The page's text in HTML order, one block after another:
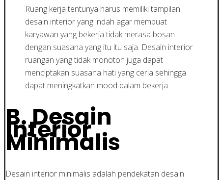
Ruang kerja tentunya harus memiliki tampilan
desain interior yang indah agar membuat
karyawan yang bekerja tidak merasa bosan
dengan suasana yang itu itu saja. Desain interior
ruangan yang tidak monoton juga dapat
menciptakan suasana hati yang ceria sehingga
dapat meningkatkan mood dalam bekerja.
B. Desain
Interior
Minimalis
Desain interior minimalis adalah pendekatan desain